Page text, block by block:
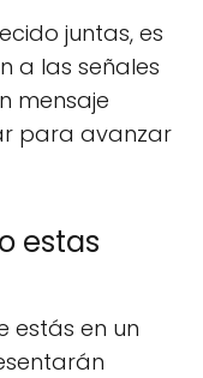
juntas, es
a las señales
mensaje
para avanzar
estas
estás en un